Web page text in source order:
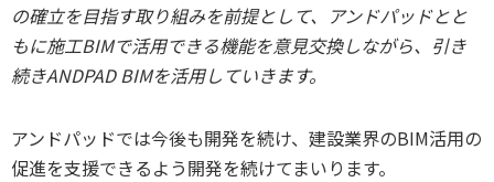
の確立を目指す取り組みを前提として、アンドパッドとと
もに施工BIMで活用できる機能を意見交換しながら、引き
続きANDPAD BIMを活用していきます。
アンドパッドでは今後も開発を続け、建設業界のBIM活用の
促進を支援できるよう開発を続けてまいります。